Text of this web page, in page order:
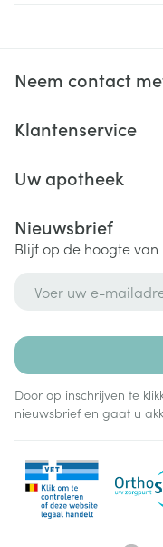
Neem contact
Klantenservice
Uw apotheek
Nieuwsbrief
Blijf op de hoogte
Door op inschrijven te
nieuwsbrief en gaat u